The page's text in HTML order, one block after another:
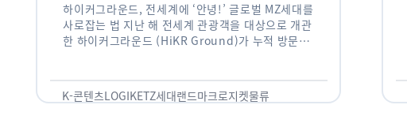
하이커그라운드, 전세계에 ‘안녕!’ 글로벌 MZ세대를
사로잡는 법 지난 해 전세계 관광객을 대상으로 개관
한 하이커그라운드 (HiKR Ground)가 누적 방문객
방문객이 100만명을 …
K-콘텐츠LOGIKETZ세대랜드마크로지켓물류